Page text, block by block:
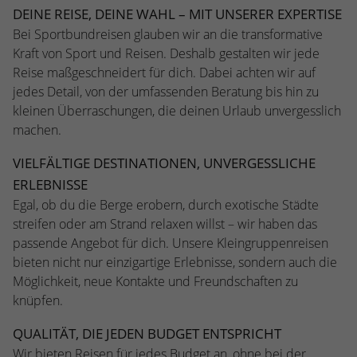
DEINE REISE, DEINE WAHL – MIT UNSERER EXPERTISE
Bei Sportbundreisen glauben wir an die transformative
Kraft von Sport und Reisen. Deshalb gestalten wir jede
Reise maßgeschneidert für dich. Dabei achten wir auf
jedes Detail, von der umfassenden Beratung bis hin zu
kleinen Überraschungen, die deinen Urlaub unvergesslich
machen.
VIELFÄLTIGE DESTINATIONEN, UNVERGESSLICHE
ERLEBNISSE
Egal, ob du die Berge erobern, durch exotische Städte
streifen oder am Strand relaxen willst – wir haben das
passende Angebot für dich. Unsere Kleingruppenreisen
bieten nicht nur einzigartige Erlebnisse, sondern auch die
Möglichkeit, neue Kontakte und Freundschaften zu
knüpfen.
QUALITÄT, DIE JEDEN BUDGET ENTSPRICHT
Name cookie_optin
Anbieter TYPO3
Laufzeit 1 Jahr
Einstellungen.
Name SBW_user
Anbieter TYPO3
Laufzeit Sitzungsende
Zweck
Cookie von TYPO3. Es speichert im Falle
eines Benutzer-Logins die Session-ID. So
Cookie-Informationen anzeigen
Statistiken
Diese Gruppe beinhaltet alle Skripte für analytisches Tracking
und zugehörige Cookies. Es hilft uns die Nutzererfahrung der
Website zu verbessern.
Name _ga
Anbieter Google Analytics
Laufzeit 2 Jahre
Zweck
Dieses Cookie wird von Google Analytics
installiert. Das Cookie wird verwendet, um
Website für den Analysebericht der
Cookie-Informationen anzeigen